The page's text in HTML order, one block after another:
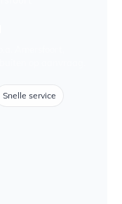
Snelle service